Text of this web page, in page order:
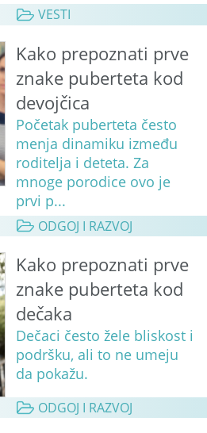
VESTI
Kako prepoznati prve
znake puberteta kod
devojčica
Početak puberteta često
menja dinamiku između
roditelja i deteta. Za
mnoge porodice ovo je
prvi p...
ODGOJ I RAZVOJ
Kako prepoznati prve
znake puberteta kod
dečaka
Dečaci često žele bliskost i
podršku, ali to ne umeju
da pokažu.
ODGOJ I RAZVOJ